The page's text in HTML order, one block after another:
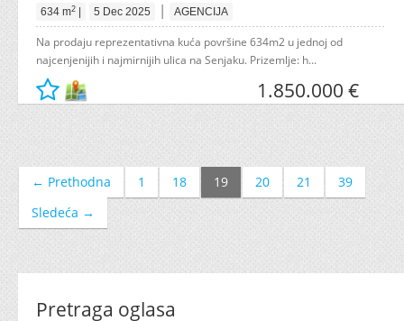
634 m2 5 Dec 2025 | AGENCIJA
Na prodaju reprezentativna kuća površine 634m2 u jednoj od
najcenjenijih i najmirnijih ulica na Senjaku. Prizemlje: h...
1.850.000 €
← Prethodna 1 18 19 20 21
39
Sledeća →
Pretraga oglasa